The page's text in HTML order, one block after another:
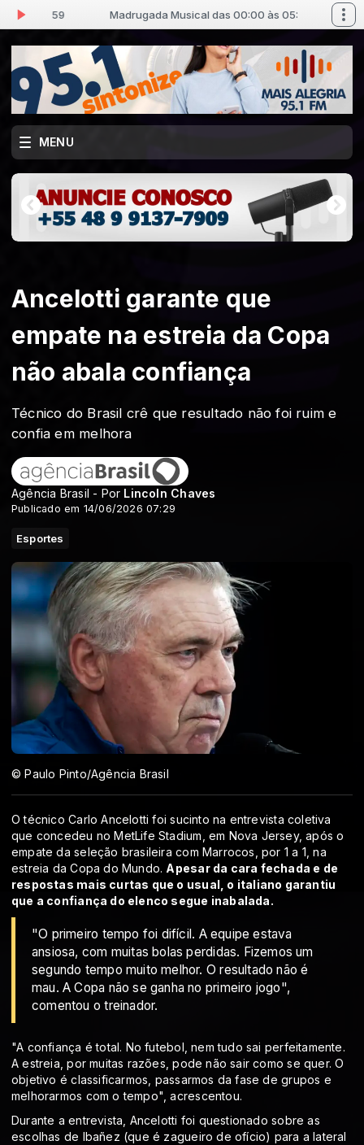
05:59 Madrugada Musical das 00:00 às 05:59
MENU
Ancelotti garante que
empate na estreia da Copa
não abala confiança
Técnico do Brasil crê que resultado não foi ruim e
confia em melhora
Agência Brasil - Por Lincoln Chaves
Publicado em 14/06/2026 07:29
Esportes
© Paulo Pinto/Agência Brasil
O técnico Carlo Ancelotti foi sucinto na entrevista coletiva
que concedeu no MetLife Stadium, em Nova Jersey, após o
empate da seleção brasileira com Marrocos, por 1 a 1, na
estreia da Copa do Mundo. Apesar da cara fechada e de
respostas mais curtas que o usual, o italiano garantiu
que a confiança do elenco segue inabalada.
"O primeiro tempo foi difícil. A equipe estava
ansiosa, com muitas bolas perdidas. Fizemos um
segundo tempo muito melhor. O resultado não é
mau. A Copa não se ganha no primeiro jogo",
comentou o treinador.
"A confiança é total. No futebol, nem tudo sai perfeitamente.
A estreia, por muitas razões, pode não sair como se quer. O
objetivo é classificarmos, passarmos da fase de grupos e
melhorarmos com o tempo", acrescentou.
Durante a entrevista, Ancelotti foi questionado sobre as
escolhas de Ibañez (que é zagueiro de ofício) para a lateral